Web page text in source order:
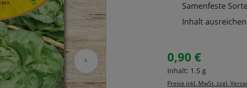
Samenfeste
Inhalt
Regulärer Preis:
0,90 €
Inhalt: 1.5 g
Preise inkl. MwSt. zzgl.